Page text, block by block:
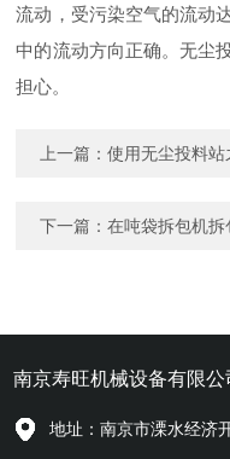
流动，受污染空气的流动
中的流动方向正确。无尘
担心。
上一篇：使用无尘投料站
下一篇：在吨袋拆包机拆
南京寿旺机械设备有限公
地址：南京市溧水经济